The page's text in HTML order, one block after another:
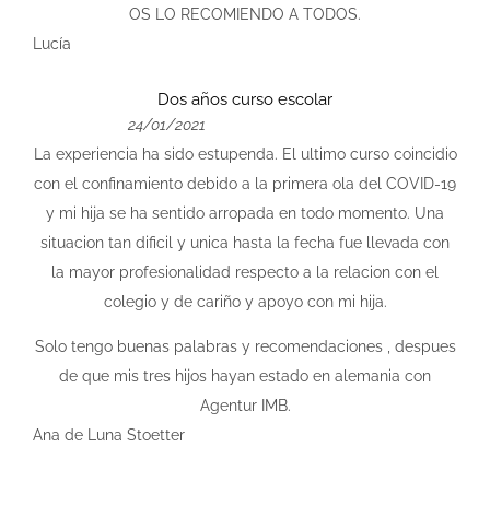
OS LO RECOMIENDO A TODOS.
Lucía
Dos años curso escolar
24/01/2021
La experiencia ha sido estupenda. El ultimo curso coincidio
con el confinamiento debido a la primera ola del COVID-19
y mi hija se ha sentido arropada en todo momento. Una
situacion tan dificil y unica hasta la fecha fue llevada con
la mayor profesionalidad respecto a la relacion con el
colegio y de cariño y apoyo con mi hija.
Solo tengo buenas palabras y recomendaciones , despues
de que mis tres hijos hayan estado en alemania con
Agentur IMB.
Ana de Luna Stoetter